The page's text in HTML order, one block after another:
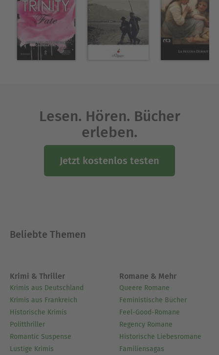
»Woven Kingdom«-Serie, »Wie du mich siehst«
und »Wie ein leuchtender Stern«. Ihre Bücher
wurden in über dreißig Sprachen übersetzt. Sie
lebt mit ihrem Mann, dem Autor Ransom Riggs,
und ihrer Tochter in Südkalifornien. Die Autorin
Lesen. Hören. Bücher
erleben.
Jetzt kostenlos testen
Beliebte Themen
Krimi & Thriller
Krimis aus Deutschland
Krimis aus Frankreich
Historische Krimis
Politthriller
Romantic Suspense
Lustige Krimis
Romane & Mehr
Queere Romane
Feministische Bücher
Feel-Good-Romane
Regency Romane
Historische Liebesromane
Familiensagas